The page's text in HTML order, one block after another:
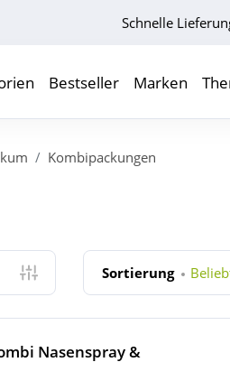
Schnelle
Bestseller Marken
Kombipackungen
Sortierung
Nasenspray &